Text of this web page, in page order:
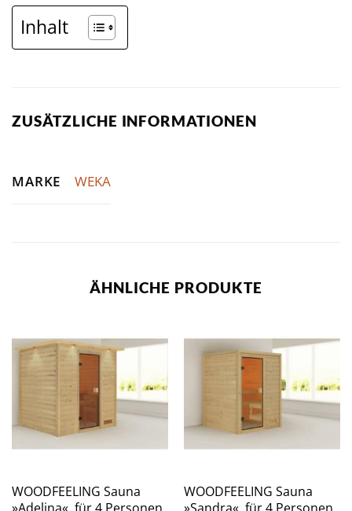
Inhalt
ZUSÄTZLICHE INFORMATIONEN
MARKE WEKA
ÄHNLICHE PRODUKTE
WOODFEELING Sauna
WOODFEELING Sauna